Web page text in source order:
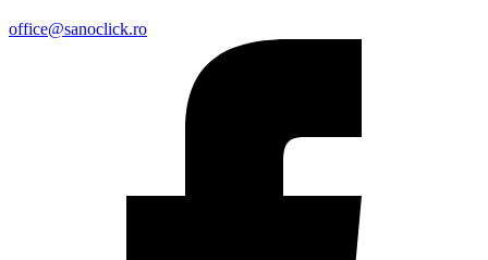
office@sanoclick.ro